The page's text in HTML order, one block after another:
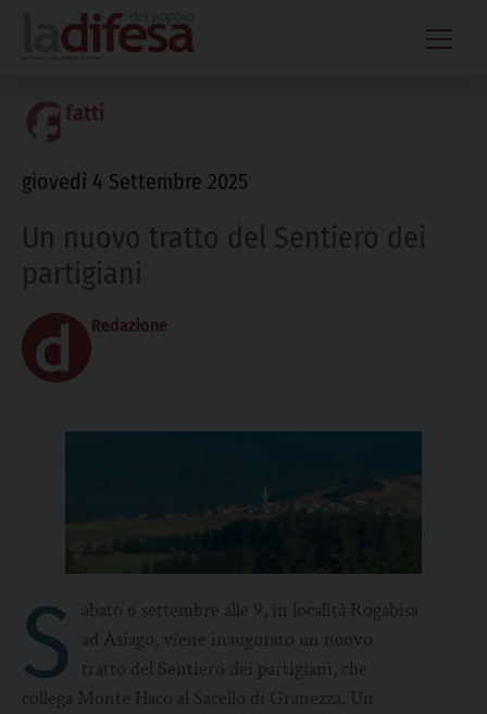
content
fatti
giovedì 4 Settembre 2025
Un nuovo tratto del Sentiero dei
partigiani
Redazione
S
abato 6 settembre alle 9, in località Rogabisa
ad Asiago, viene inaugurato un nuovo
tratto del Sentiero dei partigiani, che
collega Monte Haco al Sacello di Granezza. Un